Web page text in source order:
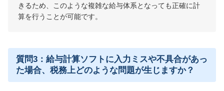
きるため、このような複雑な給与体系となっても正確に計
算を行うことが可能です。
質問3：給与計算ソフトに入力ミスや不具合があっ
た場合、税務上どのような問題が生じますか？